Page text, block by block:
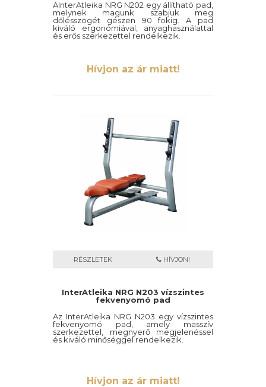
AInterAtleika NRG N202 egy állítható pad,
melynek magunk szabjuk meg
dőlésszögét gészen 90 fokig. A pad
kiváló ergonómiával, anyaghasználattal
és erős szerkezettel rendelkezik.
Hívjon az ár miatt!
RÉSZLETEK HÍVJON!
InterAtleika NRG N203 vízszintes
fekvenyomó pad
Az InterAtleika NRG N203 egy vízszintes
fekvenyomó pad, amely masszív
szerkezettel, megnyerő megjelenéssel
és kiváló minőséggel rendelkezik.
Hívjon az ár miatt!